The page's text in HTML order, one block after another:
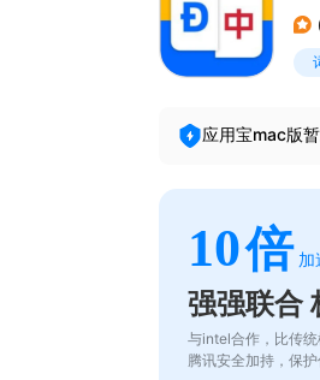
应用宝mac版
10倍 加
强强联合
与intel合作，比传
腾讯安全加持，保